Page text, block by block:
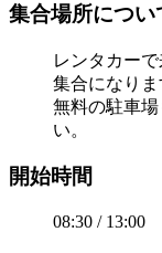
集合場所につい
レンタカー
集合になりま
無料の駐車
い。
開始時間
08:30 / 13:00